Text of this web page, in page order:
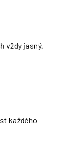
vždy jasný.
každého